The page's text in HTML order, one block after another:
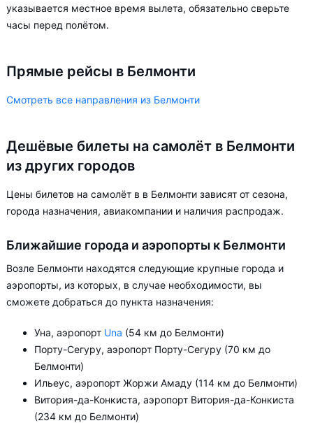
указывается местное время вылета, обязательно сверьте
часы перед полётом.
Прямые рейсы в Белмонти
Смотреть все направления из Белмонти
Дешёвые билеты на самолёт в Белмонти
из других городов
Цены билетов на самолёт в в Белмонти зависят от сезона,
города назначения, авиакомпании и наличия распродаж.
Ближайшие города и аэропорты к Белмонти
Возле Белмонти находятся следующие крупные города и
аэропорты, из которых, в случае необходимости, вы
сможете добраться до пункта назначения:
Уна, аэропорт Una (54 км до Белмонти)
Порту-Сегуру, аэропорт Порту-Сегуру (70 км до
Белмонти)
Ильеус, аэропорт Жоржи Амаду (114 км до Белмонти)
Витория-да-Конкиста, аэропорт Витория-да-Конкиста
(234 км до Белмонти)